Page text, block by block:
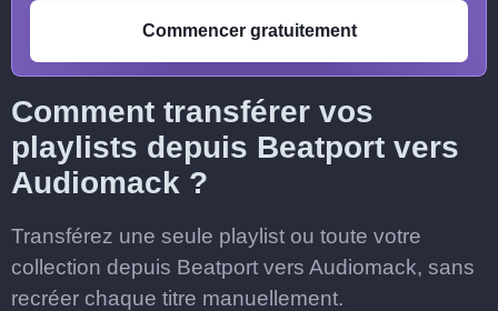
Commencer gratuitement
Comment transférer vos
playlists depuis Beatport vers
Audiomack ?
Transférez une seule playlist ou toute votre
collection depuis Beatport vers Audiomack, sans
recréer chaque titre manuellement.